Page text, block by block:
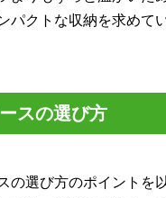
パクトな収納を求めて
スの選び方
の選び方のポイントを